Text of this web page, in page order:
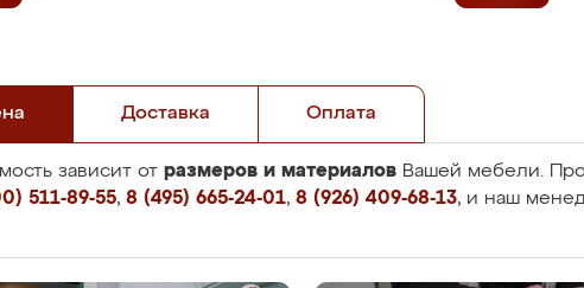
Доставка Оплата
зависит от размеров и материалов Вашей мебели.
511-89-55, 8 (495) 665-24-01, 8 (926) 409-68-13, и наш